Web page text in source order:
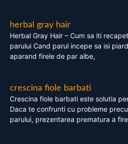
herbal gray hair
Herbal Gray Hair – Cum sa iti
parului Cand parul incepe sa isi
aparand firele de par albe,
crescina fiole barbati
Crescina fiole barbati este solutia
Daca te confrunti cu probleme
parului, prezentarea prematura a